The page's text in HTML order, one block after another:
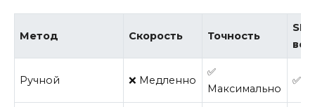
Метод Скорость Точность
Ручной ❌ Медленно
✅
Максимально
✅